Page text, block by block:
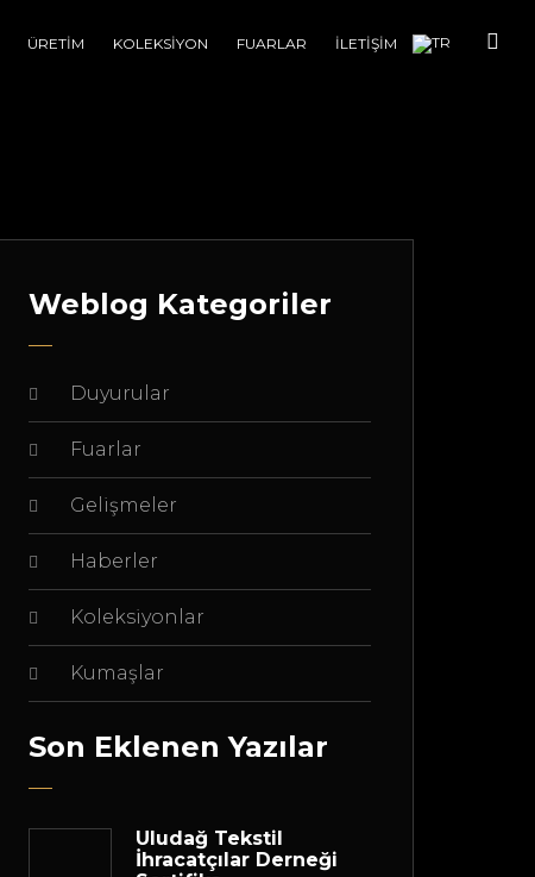
ÜRETİM KOLEKSİYON FUARLAR İLETİŞİM
Weblog Kategoriler
Duyurular
Fuarlar
Gelişmeler
Haberler
Koleksiyonlar
Kumaşlar
Son Eklenen Yazılar
Uludağ Tekstil
İhracatçılar Derneği